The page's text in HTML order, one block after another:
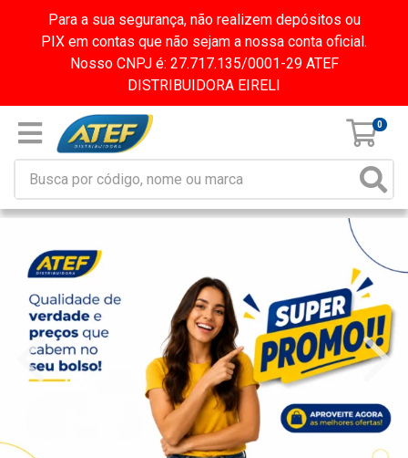
Para a sua segurança, não realizem depósitos ou
PIX em contas que não sejam a nossa conta oficial.
Nosso CNPJ é: 27.717.135/0001-29 ATEF
DISTRIBUIDORA EIRELI
0